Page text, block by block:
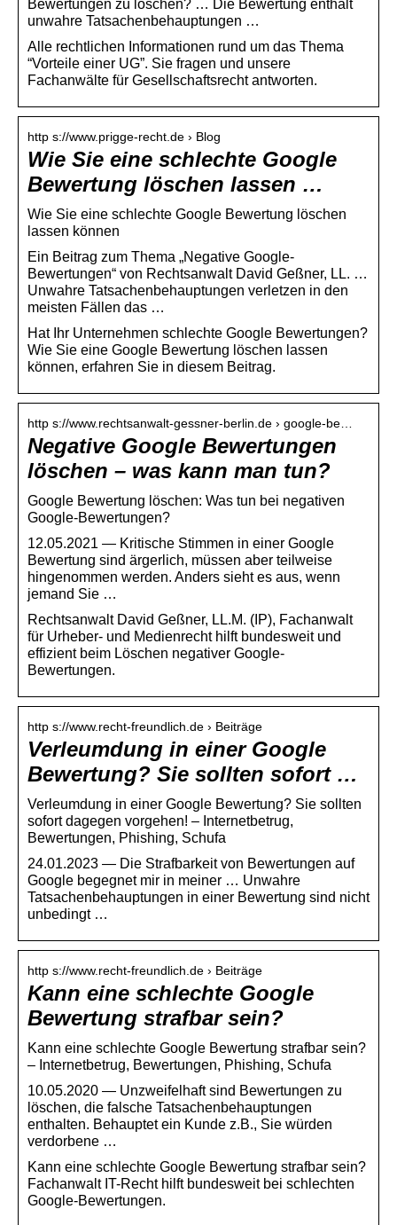
Bewertungen zu löschen? … Die Bewertung enthält
unwahre Tatsachenbehauptungen …
Alle rechtlichen Informationen rund um das Thema
“Vorteile einer UG”. Sie fragen und unsere
Fachanwälte für Gesellschaftsrecht antworten.
http s://www.prigge-recht.de › Blog
Wie Sie eine schlechte Google
Bewertung löschen lassen …
Wie Sie eine schlechte Google Bewertung löschen
lassen können
Ein Beitrag zum Thema „Negative Google-
Bewertungen“ von Rechtsanwalt David Geßner, LL. …
Unwahre Tatsachenbehauptungen verletzen in den
meisten Fällen das …
Hat Ihr Unternehmen schlechte Google Bewertungen?
Wie Sie eine Google Bewertung löschen lassen
können, erfahren Sie in diesem Beitrag.
http s://www.rechtsanwalt-gessner-berlin.de › google-be…
Negative Google Bewertungen
löschen – was kann man tun?
Google Bewertung löschen: Was tun bei negativen
Google-Bewertungen?
12.05.2021 — Kritische Stimmen in einer Google
Bewertung sind ärgerlich, müssen aber teilweise
hingenommen werden. Anders sieht es aus, wenn
jemand Sie …
Rechtsanwalt David Geßner, LL.M. (IP), Fachanwalt
für Urheber- und Medienrecht hilft bundesweit und
effizient beim Löschen negativer Google-
Bewertungen.
http s://www.recht-freundlich.de › Beiträge
Verleumdung in einer Google
Bewertung? Sie sollten sofort …
Verleumdung in einer Google Bewertung? Sie sollten
sofort dagegen vorgehen! – Internetbetrug,
Bewertungen, Phishing, Schufa
24.01.2023 — Die Strafbarkeit von Bewertungen auf
Google begegnet mir in meiner … Unwahre
Tatsachenbehauptungen in einer Bewertung sind nicht
unbedingt …
http s://www.recht-freundlich.de › Beiträge
Kann eine schlechte Google
Bewertung strafbar sein?
Kann eine schlechte Google Bewertung strafbar sein?
– Internetbetrug, Bewertungen, Phishing, Schufa
10.05.2020 — Unzweifelhaft sind Bewertungen zu
löschen, die falsche Tatsachenbehauptungen
enthalten. Behauptet ein Kunde z.B., Sie würden
verdorbene …
Kann eine schlechte Google Bewertung strafbar sein?
Fachanwalt IT-Recht hilft bundesweit bei schlechten
Google-Bewertungen.